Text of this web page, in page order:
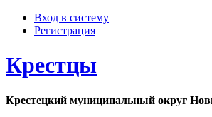
Вход в систему
Регистрация
Крестцы
Крестецкий муниципальный округ